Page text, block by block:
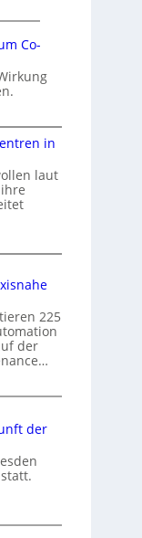
Co-
in
laut
225
der
der